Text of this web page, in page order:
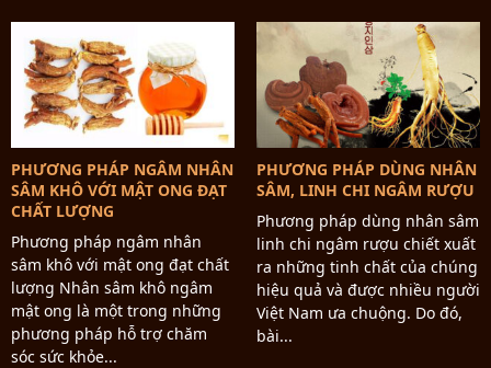
PHƯƠNG PHÁP NGÂM NHÂN
SÂM KHÔ VỚI MẬT ONG ĐẠT
CHẤT LƯỢNG
Phương pháp ngâm nhân
sâm khô với mật ong đạt chất
lượng Nhân sâm khô ngâm
mật ong là một trong những
phương pháp hỗ trợ chăm
sóc sức khỏe...
PHƯƠNG PHÁP DÙNG NHÂN
SÂM, LINH CHI NGÂM RƯỢU
Phương pháp dùng nhân sâm
linh chi ngâm rượu chiết xuất
ra những tinh chất của chúng
hiệu quả và được nhiều người
Việt Nam ưa chuộng. Do đó,
bài...